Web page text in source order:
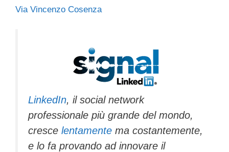
Via Vincenzo Cosenza
LinkedIn, il social network
professionale più grande del mondo,
cresce lentamente ma costantemente,
e lo fa provando ad innovare il